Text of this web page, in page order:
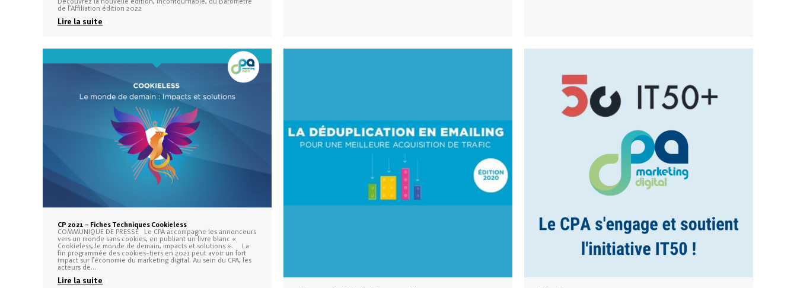
de l’Affiliation édition 2022
Lire la suite
CP 2021 – Fiches Techniques Cookieless
COMMUNIQUE DE PRESSE Le CPA accompagne les annonceurs
vers un monde sans cookies, en publiant un livre blanc «
Cookieless, le monde de demain, impacts et solutions ». La
fin programmée des cookies-tiers en 2021 peut avoir un fort
impact sur l’économie du marketing digital. Au sein du CPA, les
acteurs de…
Lire la suite